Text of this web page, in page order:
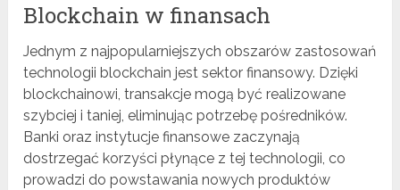
Blockchain w finansach
Jednym z najpopularniejszych obszarów zastosowań
technologii blockchain jest sektor finansowy. Dzięki
blockchainowi, transakcje mogą być realizowane
szybciej i taniej, eliminując potrzebę pośredników.
Banki oraz instytucje finansowe zaczynają
dostrzegać korzyści płynące z tej technologii, co
prowadzi do powstawania nowych produktów